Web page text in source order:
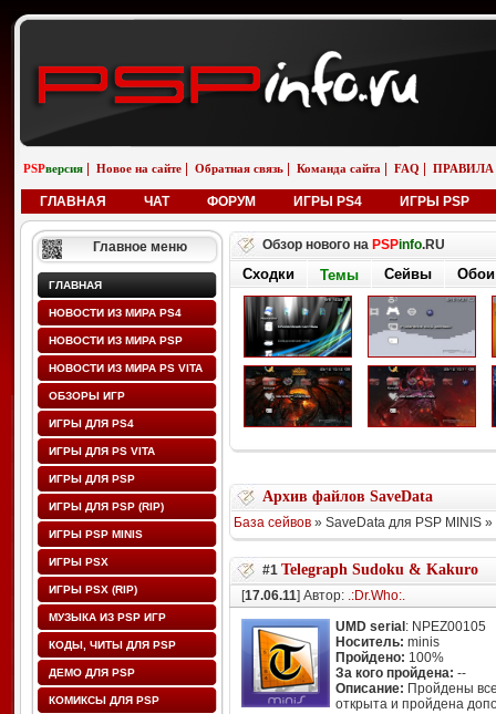
PSPверсия Новое на сайте Обратная связь Команда сайта FAQ ПРАВИЛА
ГЛАВНАЯ ЧАТ ФОРУМ ИГРЫ PS4 ИГРЫ PSP
Главное меню
ГЛАВНАЯ
НОВОСТИ ИЗ МИРА PS4
НОВОСТИ ИЗ МИРА PSP
НОВОСТИ ИЗ МИРА PS VITA
ОБЗОРЫ ИГР
ИГРЫ ДЛЯ PS4
ИГРЫ ДЛЯ PS VITA
ИГРЫ ДЛЯ PSP
ИГРЫ ДЛЯ PSP (RIP)
ИГРЫ PSP MINIS
ИГРЫ PSX
ИГРЫ PSX (RIP)
МУЗЫКА ИЗ PSP ИГР
КОДЫ, ЧИТЫ ДЛЯ PSP
ДЕМО ДЛЯ PSP
КОМИКСЫ ДЛЯ PSP
Обзор нового на PSPinfo.RU
Сходки Темы Сейвы Обои
Архив файлов SaveData
База сейвов» SaveData для PSP MINIS
#1 Telegraph Sudoku & Kakuro
[17.06.11] Автор: .:Dr.Who:.
UMD serial : NPEZ00105
Носитель: minis
Пройдено: 100%
За кого пройдена: --
Описание: Пройдены
открыта и пройдена